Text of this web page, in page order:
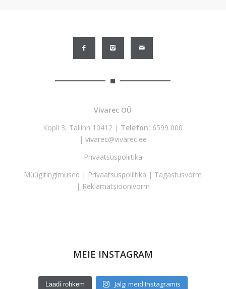
Vivarec OÜ
Kopli 3, Tallinn 10412 | Telefon: 6599 000
| vivarec@vivarec.ee
Privaatsuspoliitika
Müügitingimused | Privaatsuspoliitika | Tagastusvorm
| Reklamatsioonivorm
MEIE INSTAGRAM
Laadi rohkem Jälgi meid Instagramis